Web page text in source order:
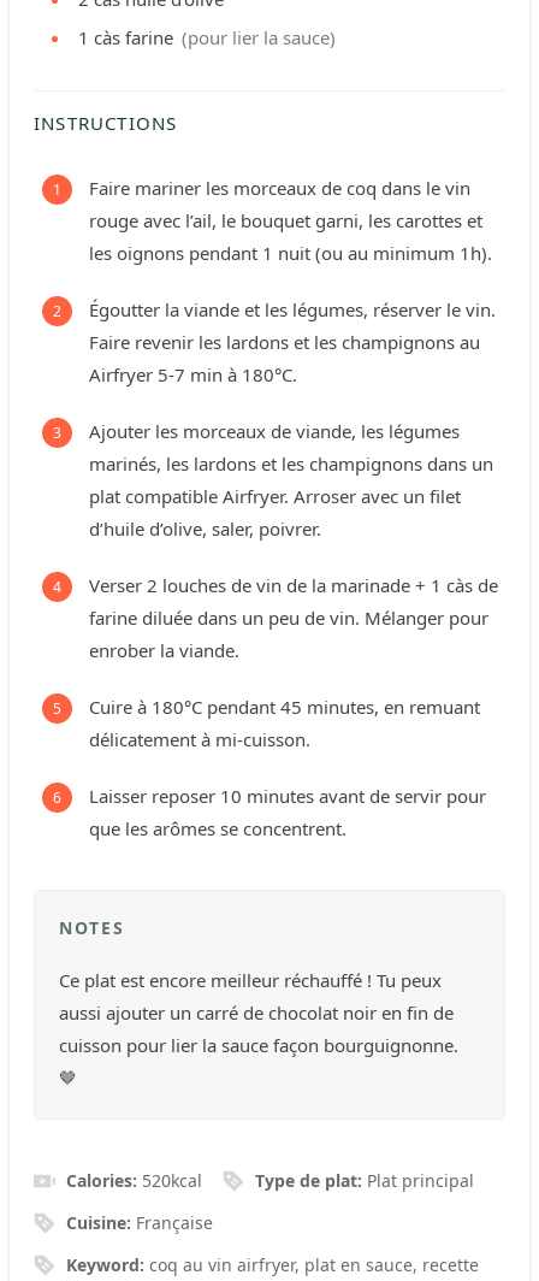
1 càs farine (pour lier la sauce)
INSTRUCTIONS
Faire mariner les morceaux de coq dans le vin
rouge avec l’ail, le bouquet garni, les carottes et
les oignons pendant 1 nuit (ou au minimum 1h).
Égoutter la viande et les légumes, réserver le vin.
Faire revenir les lardons et les champignons au
Airfryer 5-7 min à 180°C.
Ajouter les morceaux de viande, les légumes
marinés, les lardons et les champignons dans un
plat compatible Airfryer. Arroser avec un filet
d’huile d’olive, saler, poivrer.
Verser 2 louches de vin de la marinade + 1 càs de
farine diluée dans un peu de vin. Mélanger pour
enrober la viande.
Cuire à 180°C pendant 45 minutes, en remuant
délicatement à mi-cuisson.
Laisser reposer 10 minutes avant de servir pour
que les arômes se concentrent.
NOTES
Ce plat est encore meilleur réchauffé ! Tu peux
aussi ajouter un carré de chocolat noir en fin de
cuisson pour lier la sauce façon bourguignonne.
🤎
Calories: 520kcal Type de plat: Plat principal
Cuisine: Française
Keyword:coq au vin airfryer, plat en sauce, recette